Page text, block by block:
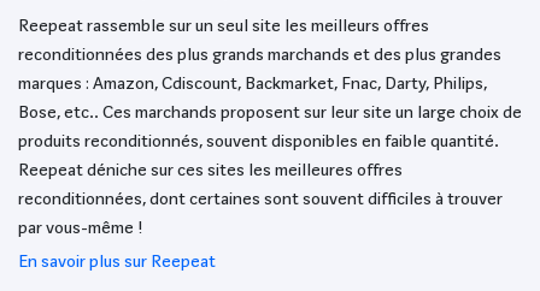
Reepeat rassemble sur un seul site les meilleurs offres
reconditionnées des plus grands marchands et des plus grandes
marques : Amazon, Cdiscount, Backmarket, Fnac, Darty, Philips,
Bose, etc.. Ces marchands proposent sur leur site un large choix de
produits reconditionnés, souvent disponibles en faible quantité.
Reepeat déniche sur ces sites les meilleures offres
reconditionnées, dont certaines sont souvent difficiles à trouver
par vous-même !
En savoir plus sur Reepeat